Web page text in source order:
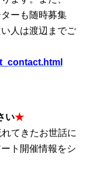
ーも随時募集
人は渡辺までご
い★
てきたお世話に
ト開催情報をシ